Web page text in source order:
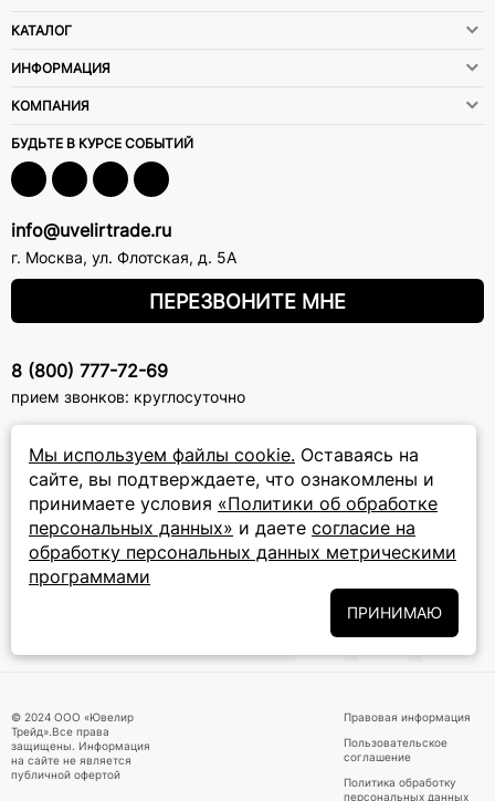
Мы используем файлы cookie. Оставаясь на
сайте, вы подтверждаете, что ознакомлены и
принимаете условия «Политики об обработке
персональных данных» и даете согласие на
обработку персональных данных метрическими
программами
ПРИНИМАЮ
КАТАЛОГ
ИНФОРМАЦИЯ
КОМПАНИЯ
БУДЬТЕ В КУРСЕ СОБЫТИЙ
info@uvelirtrade.ru
г. Москва, ул. Флотская, д. 5А
ПЕРЕЗВОНИТЕ МНЕ
8 (800) 777-72-69
прием звонков: круглосуточно
ПОДПИСКА НА РАССЫЛКУ
Подписаться на новости
Подписываясь на рассылку, вы соглашаетесь с условиями Политики
обработки персональных данныхи даёте своё согласие на их
обработку
© 2024 ООО «Ювелир
Трейд».Все права
защищены. Информация
на сайте не является
публичной офертой
Правовая информация
Пользовательское
соглашение
Политика обработку
персональных данных